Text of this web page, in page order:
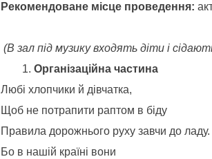
Рекомендоване місце проведення:
(В зал пiд музику входять дiтиі
Організаційна частина
Любі хлопчики й дівчатка,
Щоб не потрапити раптом в біду
Правила дорожнього руху завчи до ладу.
Бо в нашій країні вони